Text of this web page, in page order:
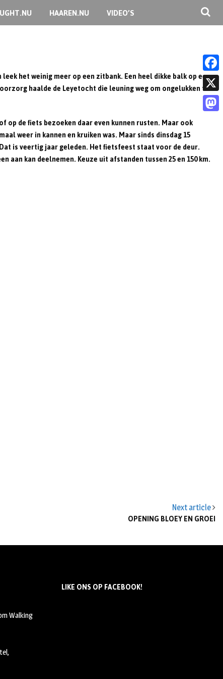
HAAREN.NU VIDEO’S
het weinig meer op een zitbank. Een heel dikke balk op een
haalde de Leyetocht die leuning weg om ongelukken te
de fiets bezoeken daar even kunnen rusten. Maar ook
weer in kannen en kruiken was. Maar sinds dinsdag 15
is veertig jaar geleden. Het fietsfeest staat voor de deur.
aan kan deelnemen. Keuze uit afstanden tussen 25 en 150 km.
Next article
OPENING BLOEY EN GROEI
Walking
LIKE ONS OP FACEBOOK!
F
a
c
o
X